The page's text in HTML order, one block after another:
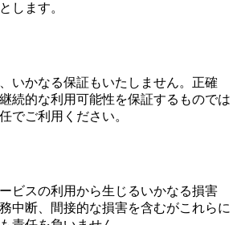
します。
いかなる保証もいたしません。正確
続的な利用可能性を保証するものでは
でご利用ください。
ビスの利用から生じるいかなる損害
中断、間接的な損害を含むがこれらに